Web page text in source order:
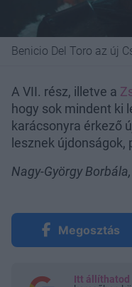
Benicio Del Toro az új
A VII. rész, illetve a
hogy sok mindent ki
karácsonyra érkező
lesznek újdonságok,
Nagy-György
Megosztás
Itt állíthatod